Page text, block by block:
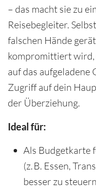
– das macht sie zu
Reisebegleiter.
falschen Hände
kompromittiert wird,
auf das aufgeladene
Zugriff auf dein
der Überziehung.
Ideal für:
Als Budgetkarte
(z. B. Essen,
besser zu steuern